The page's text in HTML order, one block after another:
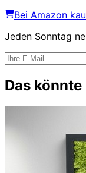
Bei Amazon
Jeden Sonntag
Das